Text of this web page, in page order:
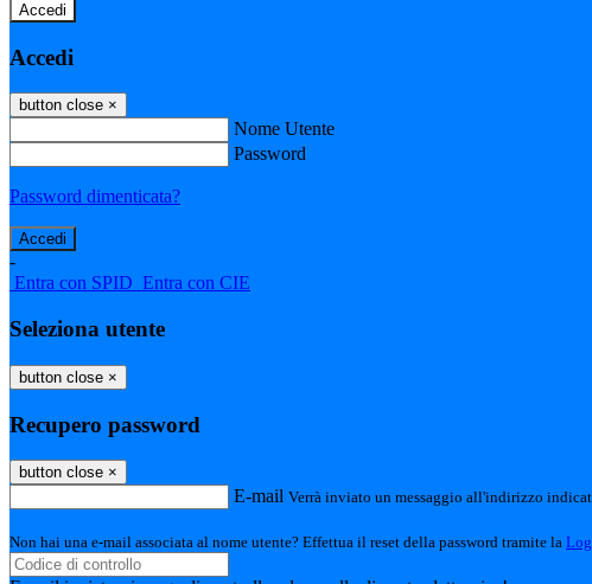
Accedi
Accedi
button close ×
Nome Utente
Password
Password dimenticata?
-
Entra con SPID Entra con CIE
Seleziona utente
button close ×
Recupero password
button close ×
E-mail Verrà inviato un messaggio all'indirizzo
Non hai una e-mail associata al nome utente? Effettua il reset della password tramite la